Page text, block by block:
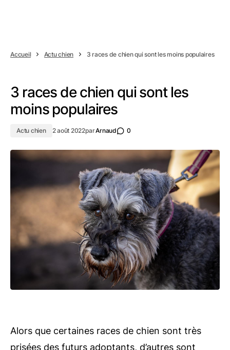
Accueil Actu chien 3 races de chien qui sont les moins populaires
3 races de chien qui sont les
moins populaires
Actu chien 2 août 2022parArnaud 0
Alors que certaines races de chien sont très
prisées des futurs adoptants, d’autres sont